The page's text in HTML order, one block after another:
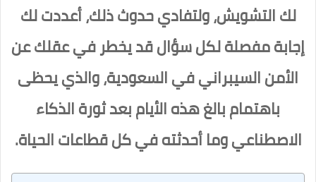
لك التشويش، ولتفادي حدوث ذلك، أعددت لك
إجابة مفصلة لكل سؤال قد يخطر في عقلك عن
الأمن السيبراني في السعودية، والذي يحظى
باهتمام بالغ هذه الأيام بعد ثورة الذكاء
الاصطناعي وما أحدثته في كل قطاعات الحياة.